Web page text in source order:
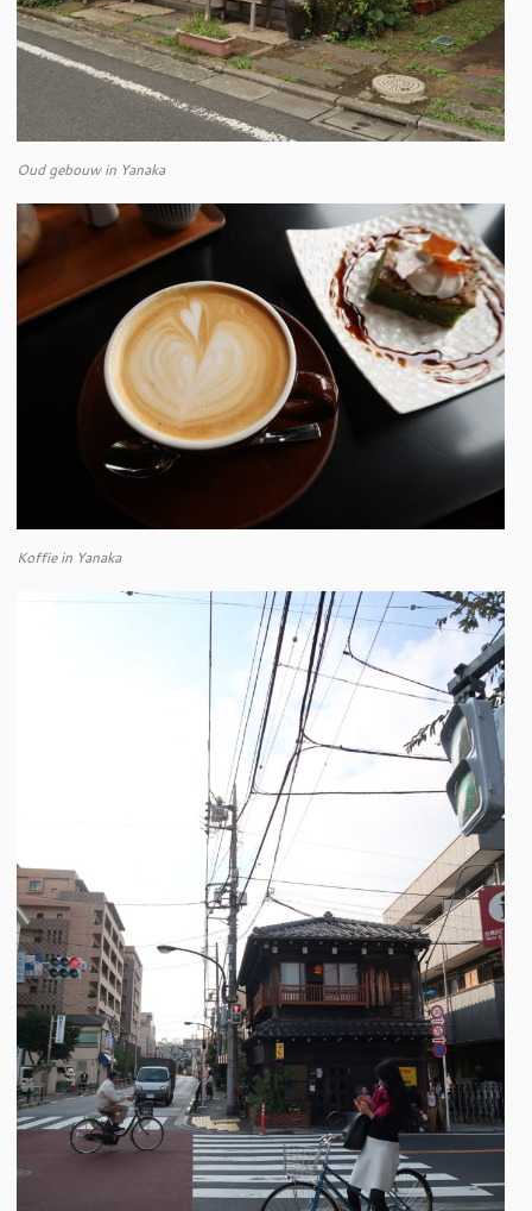
Oud gebouw in Yanaka
Koffie in Yanaka